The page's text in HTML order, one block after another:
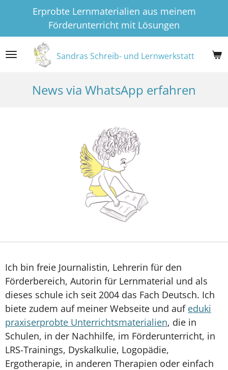
Hauptinhalt
springen
Sandras Schreib- und Lernwerkstatt
Erprobte Lernmaterialien aus meinem
Förderunterricht mit Lösungen
News via WhatsApp erfahren
Ich bin freie Journalistin, Lehrerin für den
Förderbereich, Autorin für Lernmaterial und als
dieses schule ich seit 2004 das Fach Deutsch. Ich
biete zudem auf meiner Webseite und auf eduki
praxiserprobte Unterrichtsmaterialien, die in
Schulen, in der Nachhilfe, im Förderunterricht, in
LRS-Trainings, Dyskalkulie, Logopädie,
Ergotherapie, in anderen Therapien oder einfach